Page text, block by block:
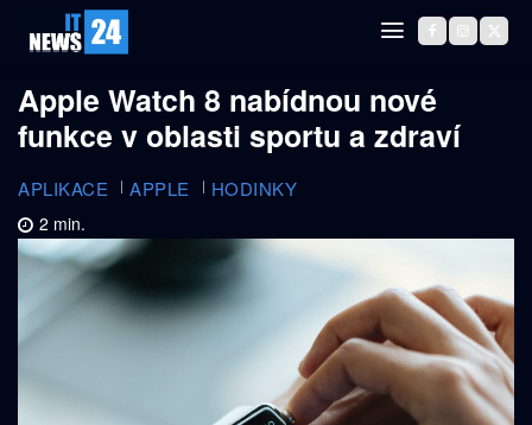
Apple Watch 8 nabídnou nové
funkce v oblasti sportu a zdraví
APLIKACE APPLE HODINKY
2 min.